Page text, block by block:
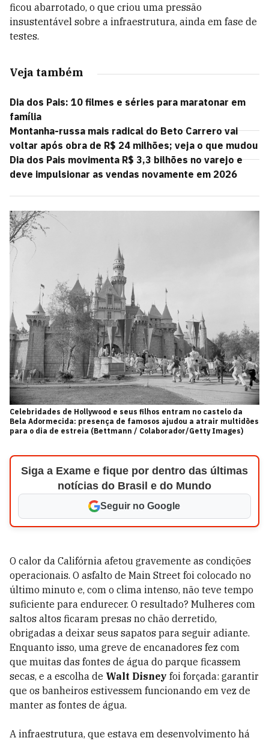
ficou abarrotado, o que criou uma pressão
insustentável sobre a infraestrutura, ainda em fase de
testes.
Veja também
Dia dos Pais: 10 filmes e séries para maratonar em
família
Montanha-russa mais radical do Beto Carrero vai
voltar após obra de R$ 24 milhões; veja o que mudou
Dia dos Pais movimenta R$ 3,3 bilhões no varejo e
deve impulsionar as vendas novamente em 2026
Celebridades de Hollywood e seus filhos entram no castelo da
Bela Adormecida: presença de famosos ajudou a atrair multidões
para o dia de estreia (Bettmann / Colaborador/Getty Images)
Siga a Exame e fique por dentro das últimas
notícias do Brasil e do Mundo
Seguir no Google
O calor da Califórnia afetou gravemente as condições
operacionais. O asfalto de Main Street foi colocado no
último minuto e, com o clima intenso, não teve tempo
suficiente para endurecer. O resultado? Mulheres com
saltos altos ficaram presas no chão derretido,
obrigadas a deixar seus sapatos para seguir adiante.
Enquanto isso, uma greve de encanadores fez com
que muitas das fontes de água do parque ficassem
secas, e a escolha de Walt Disney foi forçada: garantir
que os banheiros estivessem funcionando em vez de
manter as fontes de água.
A infraestrutura, que estava em desenvolvimento há